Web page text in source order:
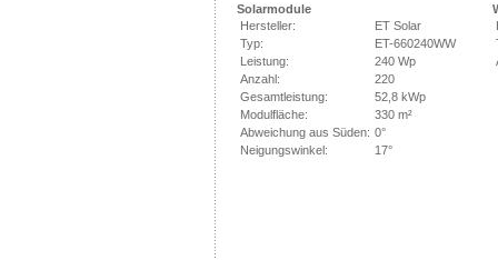
Solarmodule
Hersteller:
ET Solar
Typ:
ET-660240WW
Leistung:
240 Wp
Anzahl:
220
Gesamtleistung:
52,8 kWp
Modulfläche:
330 m²
Abweichung aus Süden: 0°
Neigungswinkel:
17°